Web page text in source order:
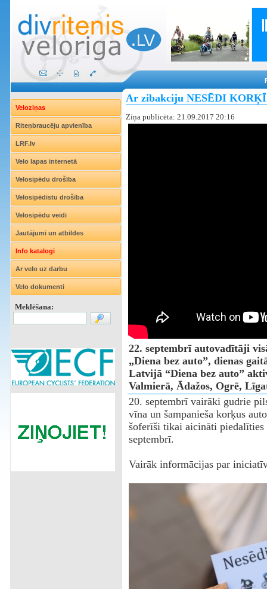
Veloziņas
Riteņbraucēju apvienība
LRF.lv
Velo lapas internetā
Velosipēdu drošība
Velosipēdistu drošība
Velosipēdu veidi
Jautājumi un atbildes
Info katalogi
Ar velo uz darbu
Velo dokumenti
Meklēšana:
Ar zibakciju NESĒDI KORĶĪ
Ziņa publicēta: 21.09.2017 20:16
22. septembrī autovadītāji
„Diena bez auto”, dienas
Latvijā “Diena bez auto”
Valmierā, Ādažos, Ogrē,
20. septembrī vairāki gudrie
vīna un šampanieša korķus
šoferīši tikai aicināti piedalīties
septembrī.
Vairāk informācijas par